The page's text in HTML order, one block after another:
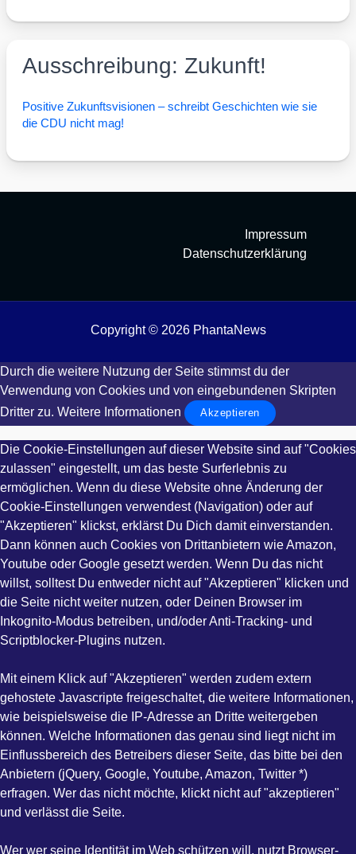
Ausschreibung: Zukunft!
Posi­ti­ve Zukunfts­vi­sio­nen – schreibt Geschich­ten wie sie
die CDU nicht mag!
Impressum
Datenschutzerklärung
Copyright © 2026 PhantaNews
Durch die weitere Nutzung der Seite stimmst du der
Verwendung von Cookies und von eingebundenen Skripten
Dritter zu. Weitere Informationen Akzeptieren
Die Cookie-Einstellungen auf dieser Website sind auf "Cookies
zulassen" eingestellt, um das beste Surferlebnis zu
ermöglichen. Wenn du diese Website ohne Änderung der
Cookie-Einstellungen verwendest (Navigation) oder auf
"Akzeptieren" klickst, erklärst Du Dich damit einverstanden.
Dann können auch Cookies von Drittanbietern wie Amazon,
Youtube oder Google gesetzt werden. Wenn Du das nicht
willst, solltest Du entweder nicht auf "Akzeptieren" klicken und
die Seite nicht weiter nutzen, oder Deinen Browser im
Inkognito-Modus betreiben, und/oder Anti-Tracking- und
Scriptblocker-Plugins nutzen.
Mit einem Klick auf "Akzeptieren" werden zudem extern
gehostete Javascripte freigeschaltet, die weitere Informationen,
wie beispielsweise die IP-Adresse an Dritte weitergeben
können. Welche Informationen das genau sind liegt nicht im
Einflussbereich des Betreibers dieser Seite, das bitte bei den
Anbietern (jQuery, Google, Youtube, Amazon, Twitter *)
erfragen. Wer das nicht möchte, klickt nicht auf "akzeptieren"
und verlässt die Seite.
Wer wer seine Identität im Web schützen will, nutzt Browser-